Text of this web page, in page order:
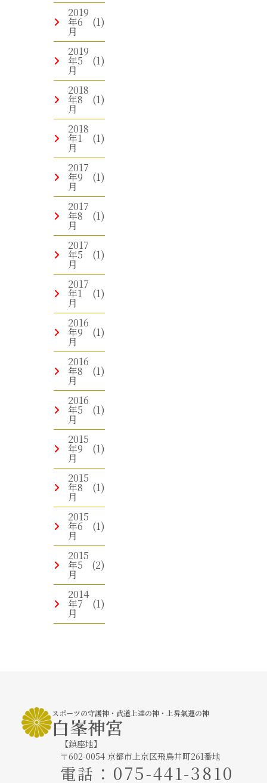
2019
年6
月
(1)
2019
年5
月
(1)
2018
年8
月
(1)
2018
年1
月
(1)
2017
年9
月
(1)
2017
年8
月
(1)
2017
年5
月
(1)
2017
年1
月
(1)
2016
年9
月
(1)
2016
年8
月
(1)
2016
年5
月
(1)
2015
年9
月
(1)
2015
年8
月
(1)
2015
年6
月
(1)
2015
年5
月
(2)
2014
年7
月
(1)
スポーツの守護神・武道上達の神・上昇氣運の神
白峯神宮
【鎮座地】
〒602-0054 京都市上京区飛鳥井町261番地
電話 ： 075-441-3810